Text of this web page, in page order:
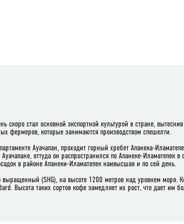
скоро стал основной экспортной культурой в стране,
фермеров, которые занимаются производством спешелти.
Ауачапан, проходит горный хребет Апанека-
оттуда он распространился по Апанеке-
в районе Апанеки-Иламатепек наивысшая и по сей день.
(SHG), на высоте 1200 метров над уровнем
Высота таких сортов кофе замедляет их рост, что дает им